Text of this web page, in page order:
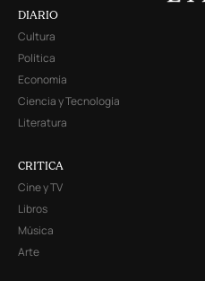
DIARIO
Cultura
Política
Economía
Ciencia y Tecnología
Literatura
CRITICA
Cine y TV
Libros
Música
Arte